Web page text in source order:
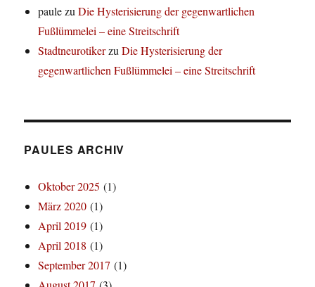
paulezuDie Hysterisierung der gegenwartlichen
Fußlümmelei – eine Streitschrift
StadtneurotikerzuDie Hysterisierung der
gegenwartlichen Fußlümmelei – eine Streitschrift
PAULES ARCHIV
Oktober 2025 (1)
März 2020 (1)
April 2019 (1)
April 2018 (1)
September 2017 (1)